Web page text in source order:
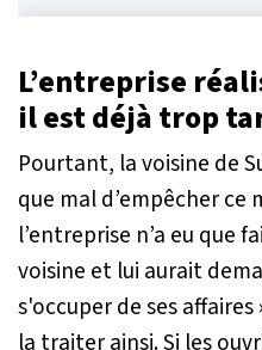
L’entreprise
il est déjà trop
Pourtant, la voisine de
que mal d’empêcher ce
l’entreprise n’a eu que
voisine et lui aurait
s'occuper de ses affaires
la traiter ainsi. Si les